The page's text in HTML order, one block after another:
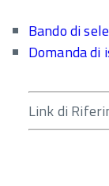
Bando di
Domanda di
Link di